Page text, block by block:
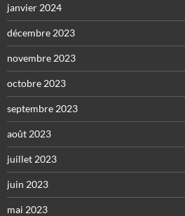
janvier 2024
décembre 2023
novembre 2023
octobre 2023
septembre 2023
août 2023
juillet 2023
juin 2023
mai 2023